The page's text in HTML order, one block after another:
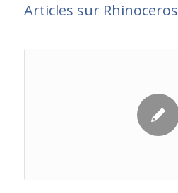
Articles sur Rhinoceros